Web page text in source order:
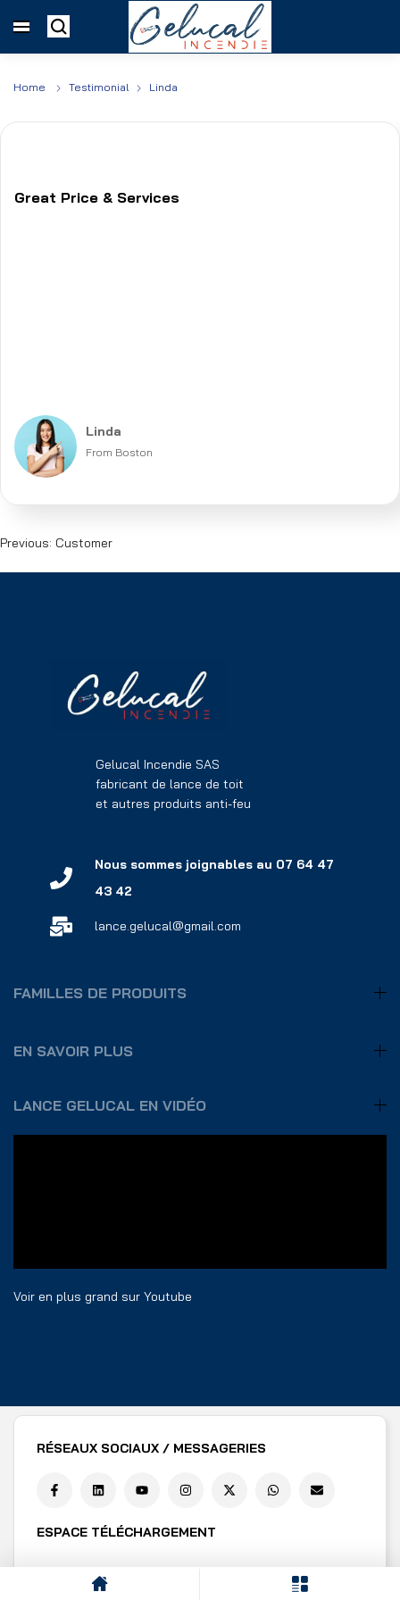
Home Testimonial Linda
Great Price & Services
Linda
From Boston
Previous: Customer
Gelucal Incendie SAS
fabricant de lance de toit
et autres produits anti-feu
Nous sommes joignables au 07 64 47
43 42
lance.gelucal@gmail.com
FAMILLES DE PRODUITS
EN SAVOIR PLUS
LANCE GELUCAL EN VIDÉO
Voir en plus grand sur Youtube
RÉSEAUX SOCIAUX / MESSAGERIES
ESPACE TÉLÉCHARGEMENT